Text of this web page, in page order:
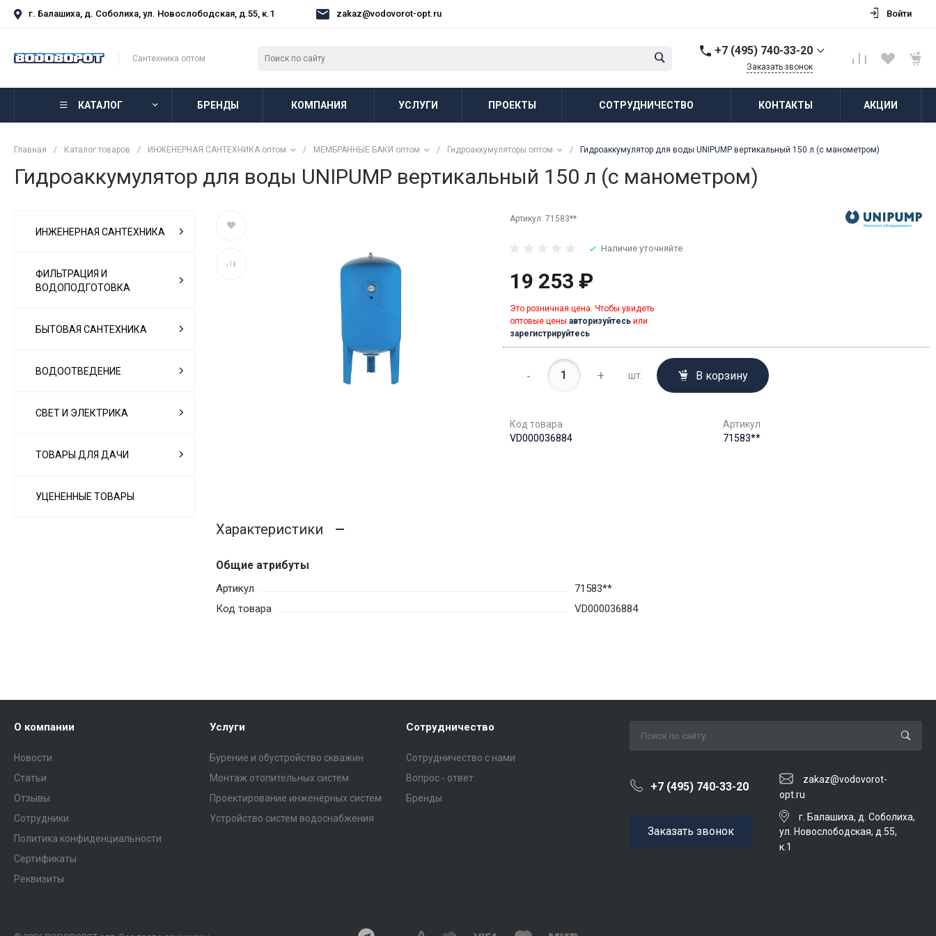
г. Балашиха, д. Соболиха, ул. Новослободская, д.55, к.1 zakaz@vodovorot-opt.ru Войти
Сантехника оптом
+7 (495) 740-33-20
г. Балашиха, д.
Пн-Пт: 8:00-18:00 Cб-Вс:
zakaz@vodovorot-opt.ru
Заказать звонок
КАТАЛОГ БРЕНДЫ КОМПАНИЯ УСЛУГИ ПРОЕКТЫ СОТРУДНИЧЕСТВО КОНТАКТЫ АКЦИИ
Главная / Каталог товаров / ИНЖЕНЕРНАЯ САНТЕХНИКА оптом / МЕМБРАННЫЕ БАКИ оптом / Гидроаккумуляторы оптом / Гидроаккумулятор для воды UNIPUMP вертикальный 150 л (с манометром)
Гидроаккумулятор для воды UNIPUMP вертикальный 150 л (с манометром)
ИНЖЕНЕРНАЯ САНТЕХНИКА
ФИЛЬТРАЦИЯ И
ВОДОПОДГОТОВКА
БЫТОВАЯ САНТЕХНИКА
ВОДООТВЕДЕНИЕ
СВЕТ И ЭЛЕКТРИКА
ТОВАРЫ ДЛЯ ДАЧИ
УЦЕНЕННЫЕ ТОВАРЫ
Артикул: 71583**
Наличие уточняйте
19 253 ₽
Это розничная цена. Чтобы увидеть
оптовые цены авторизуйтесьили
зарегистрируйтесь
- + шт. В корзину
Код товара
VD000036884
Артикул
71583**
Характеристики
Общие атрибуты
Артикул
71583**
Код товара
VD000036884
О компании
Новости
Статьи
Отзывы
Сотрудники
Политика конфиденциальности
Сертификаты
Реквизиты
Услуги
Бурение и обустройство скважин
Монтаж отопительных систем
Проектирование инженерных систем
Устройство систем водоснабжения
Сотрудничество
Сотрудничество с нами
Вопрос - ответ
Бренды
+7 (495) 740-33-20
zakaz@vodovorot-
opt.ru
Заказать звонок
г. Балашиха, д. Соболиха,
ул. Новослободская, д.55,
к.1